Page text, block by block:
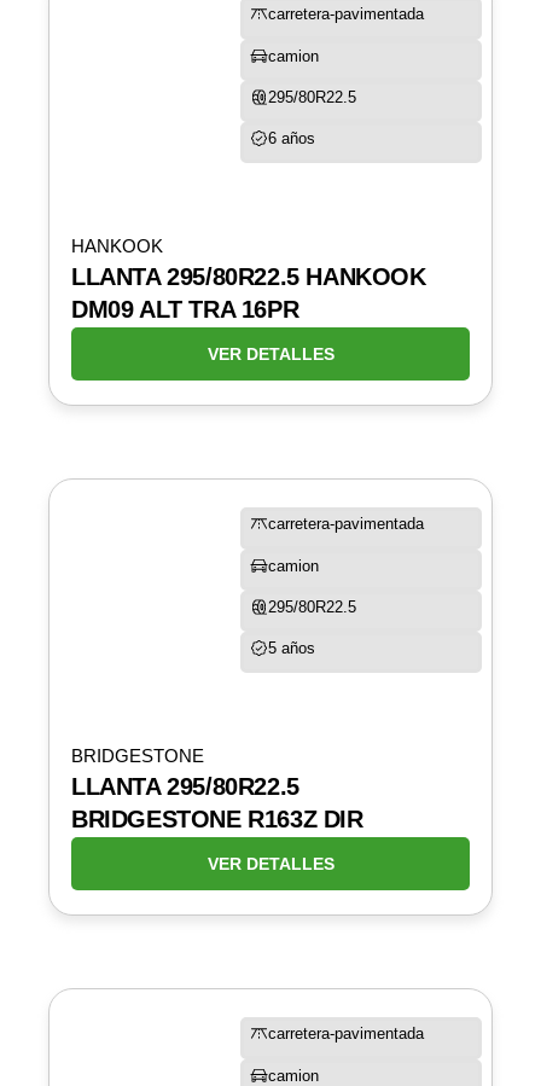
carretera-pavimentada
camion
295/80R22.5
6 años
HANKOOK
LLANTA 295/80R22.5 HANKOOK
DM09 ALT TRA 16PR
VER DETALLES
carretera-pavimentada
camion
295/80R22.5
5 años
BRIDGESTONE
LLANTA 295/80R22.5
BRIDGESTONE R163Z DIR
VER DETALLES
carretera-pavimentada
camion